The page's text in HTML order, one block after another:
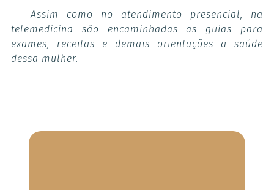
Assim como no atendimento presencial, na
telemedicina são encaminhadas as guias para
exames, receitas e demais orientações a saúde
dessa mulher.